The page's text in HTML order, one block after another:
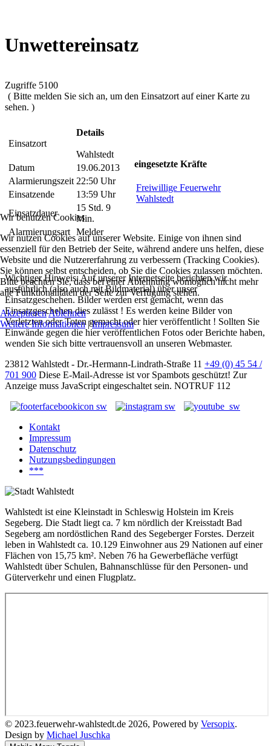
Unwettereinsatz
Zugriffe 5100
( Bitte melden Sie sich an, um den Einsatzort auf einer Karte zu
sehen. )
Einsatzort
Details
Wahlstedt
Datum
19.06.2013
Alarmierungszeit 22:50 Uhr
Einsatzende
13:59 Uhr
Einsatzdauer
15 Std. 9
Min.
Alarmierungsart Melder
eingesetzte Kräfte
Freiwillige Feuerwehr
Wahlstedt
Wichtiger Hinweis: Auf unserer Internetseite berichten wir
ausführlich (also auch mit Bildmaterial) über unser
Einsatzgeschehen. Bilder werden erst gemacht, wenn das
Einsatzgeschehen dies zulässt ! Es werden keine Bilder von
Verletzten oder Toten gemacht oder hier veröffentlicht ! Sollten Sie
Einwände gegen die hier veröffentlichen Fotos oder Berichte haben,
wenden Sie sich bitte vertrauensvoll an unseren Webmaster.
23812 Wahlstedt - Dr.-Hermann-Lindrath-Straße 11 +49 (0) 45 54 /
701 900 Diese E-Mail-Adresse ist vor Spambots geschützt! Zur
Anzeige muss JavaScript eingeschaltet sein. NOTRUF 112
Kontakt
Impressum
Datenschutz
Nutzungsbedingungen
***
Wahlstedt ist eine Kleinstadt in Schleswig Holstein im Kreis
Segeberg. Die Stadt liegt ca. 7 km nördlich der Kreisstadt Bad
Segeberg am nordöstlichen Rand des Segeberger Forstes. Derzeit
leben in Wahlstedt ca. 10.129 Einwohner aus 29 Nationen auf einer
Flächen von 15,75 km². Neben 76 ha Gewerbefläche verfügt
Wahlstedt über Schulen, Bahnanschlüsse für den Personen- und
Güterverkehr und einen Flugplatz.
© 2023.feuerwehr-wahlstedt.de 2026, Powered by Versopix.
Design by Michael Juschka
Wir benutzen Cookies
Wir nutzen Cookies auf unserer Website. Einige von ihnen sind
essenziell für den Betrieb der Seite, während andere uns helfen, diese
Website und die Nutzererfahrung zu verbessern (Tracking Cookies).
Sie können selbst entscheiden, ob Sie die Cookies zulassen möchten.
Bitte beachten Sie, dass bei einer Ablehnung womöglich nicht mehr
alle Funktionalitäten der Seite zur Verfügung stehen.
AkzeptierenAblehnen
Weitere Informationen|Impressum